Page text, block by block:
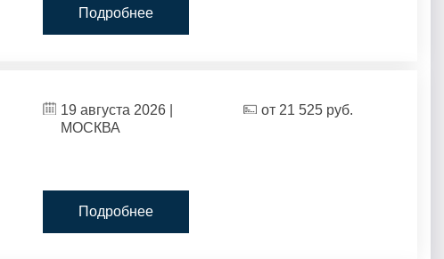
Подробнее
19 августа 2026 |
МОСКВА
от 21 525 руб.
Подробнее